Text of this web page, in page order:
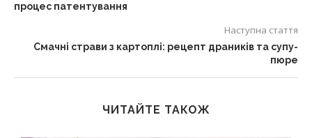
процес патентування
Наступна стаття
Смачні страви з картоплі: рецепт драників та супу-
пюре
ЧИТАЙТЕ ТАКОЖ